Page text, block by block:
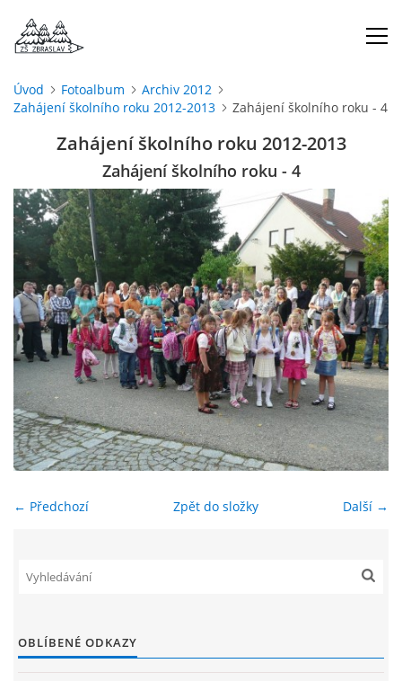
ÚVOD
ŠKOLNÍ ROK
DOKUMENTY
ŠKOLSKÁ RADA
PROJEKTY
ENVIRONMENTÁLNÍ VÝCHOVA
ARCHIV
Úvod Fotoalbum
Archiv 2012
Zahájení školního roku 2012-2013
Zahájení školního roku - 4
Zahájení školního roku 2012-2013
Zahájení školního roku - 4
← Předchozí Další →
Zpět do složky
OBLÍBENÉ ODKAZY